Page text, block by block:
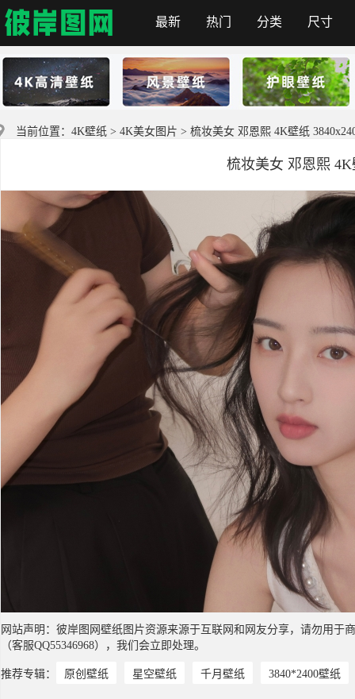
首页
最新 热门 分类 尺寸
当前位置： 4K壁纸 > 4K美女图片 > 梳妆美女 邓恩熙 4K壁纸
梳妆美女 邓恩熙 4K
网站声明：彼岸图网壁纸图片资源来源于互联网和网友分享，请勿用
（客服QQ55346968），我们会立即处理。
推荐专辑： 原创壁纸 星空壁纸 千月壁纸 3840*2400壁纸